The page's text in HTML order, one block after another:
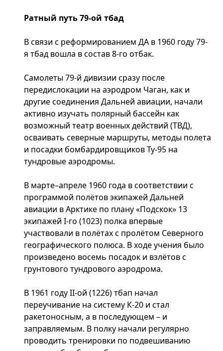
Ратный путь 79-ой тбад
В связи с реформированием ДА в 1960 году 79-
я тбад вошла в состав 8-го отбак.
Самолеты 79-й дивизии сразу после
передислокации на аэродром Чаган, как и
другие соединения Дальней авиации, начали
активно изучать полярный бассейн как
возможный театр военных действий (ТВД),
осваивать северные маршруты, методы полета
и посадки бомбардировщиков Ту-95 на
тундровые аэродромы.
В марте–апреле 1960 года в соответствии с
программой полётов экипажей Дальней
авиации в Арктике по плану «Подскок» 13
экипажей I-го (1023) полка впервые
участвовали в полётах с пролётом Северного
географического полюса. В ходе учения было
произведено восемь посадок и взлётов с
грунтового тундрового аэродрома.
В 1961 году II-ой (1226) тбап начал
переучивание на систему К-20 и стал
ракетоносным, а в последующем – и
заправляемым. В полку начали регулярно
проводить тренировки по подвешиванию